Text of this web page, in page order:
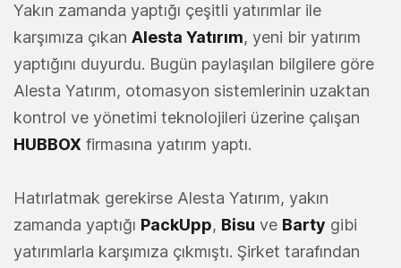
Yakın zamanda yaptığı çeşitli yatırımlar ile
karşımıza çıkan Alesta Yatırım, yeni bir yatırım
yaptığını duyurdu. Bugün paylaşılan bilgilere göre
Alesta Yatırım, otomasyon sistemlerinin uzaktan
kontrol ve yönetimi teknolojileri üzerine çalışan
HUBBOX firmasına yatırım yaptı.
Hatırlatmak gerekirse Alesta Yatırım, yakın
zamanda yaptığı PackUpp, Bisu ve Barty gibi
yatırımlarla karşımıza çıkmıştı. Şirket tarafından